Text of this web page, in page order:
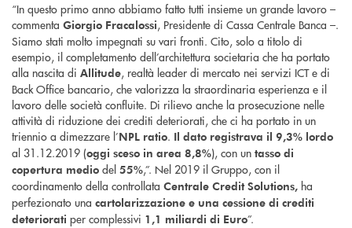
“In questo primo anno abbiamo fatto tutti insieme un grande lavoro –
commenta Giorgio Fracalossi, Presidente di Cassa Centrale Banca –.
Siamo stati molto impegnati su vari fronti. Cito, solo a titolo di
esempio, il completamento dell’architettura societaria che ha portato
alla nascita di Allitude, realtà leader di mercato nei servizi ICT e di
Back Office bancario, che valorizza la straordinaria esperienza e il
lavoro delle società confluite. Di rilievo anche la prosecuzione nelle
attività di riduzione dei crediti deteriorati, che ci ha portato in un
triennio a dimezzare l’NPL ratio. Il dato registrava il 9,3% lordo
al 31.12.2019 (oggi sceso in area 8,8%), con un tasso di
copertura medio del 55%,”. Nel 2019 il Gruppo, con il
coordinamento della controllata Centrale Credit Solutions, ha
perfezionato una cartolarizzazione e una cessione di crediti
deteriorati per complessivi 1,1 miliardi di Euro”.